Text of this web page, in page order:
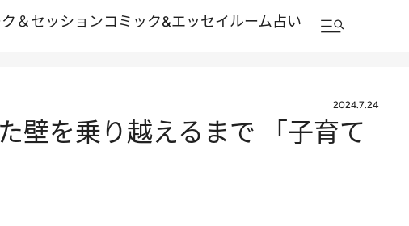
ク＆セッションコミック&エッセイルーム占い
2024.7.24
壁を乗り越えるまで 「子育て